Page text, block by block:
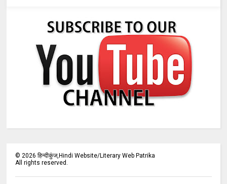
©2026 हिन्दीकुंज,Hindi Website/Literary Web Patrika
All rights reserved.